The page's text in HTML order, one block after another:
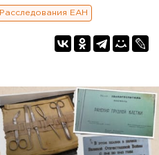
Расследования ЕАН